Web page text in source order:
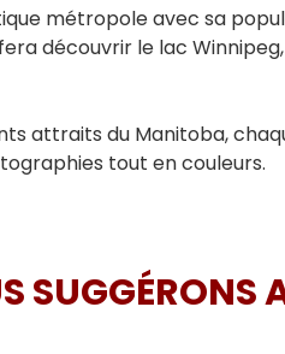
métropole avec sa
découvrir le lac
attraits du Manitoba,
tout en couleurs.
SUGGÉRONS